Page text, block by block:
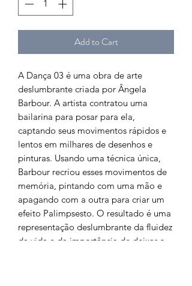
Add to Cart
A Dança 03 é uma obra de arte
deslumbrante criada por Ângela
Barbour. A artista contratou uma
bailarina para posar para ela,
captando seus movimentos rápidos e
lentos em milhares de desenhos e
pinturas. Usando uma técnica única,
Barbour recriou esses movimentos de
memória, pintando com uma mão e
apagando com a outra para criar um
efeito Palimpsesto. O resultado é uma
representação deslumbrante da fluidez
da vida e da importância de deixar o